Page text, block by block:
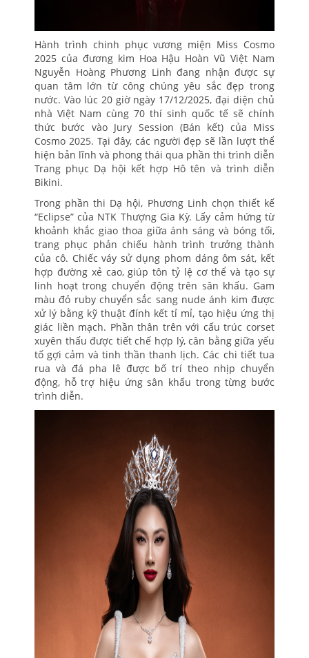
Hành trình chinh phục vương miện Miss Cosmo
2025 của đương kim Hoa Hậu Hoàn Vũ Việt Nam
Nguyễn Hoàng Phương Linh đang nhận được sự
quan tâm lớn từ công chúng yêu sắc đẹp trong
nước. Vào lúc 20 giờ ngày 17/12/2025, đại diện chủ
nhà Việt Nam cùng 70 thí sinh quốc tế sẽ chính
thức bước vào Jury Session (Bán kết) của Miss
Cosmo 2025. Tại đây, các người đẹp sẽ lần lượt thể
hiện bản lĩnh và phong thái qua phần thi trình diễn
Trang phục Dạ hội kết hợp Hô tên và trình diễn
Bikini.
Trong phần thi Dạ hội, Phương Linh chọn thiết kế
“Eclipse” của NTK Thượng Gia Kỳ. Lấy cảm hứng từ
khoảnh khắc giao thoa giữa ánh sáng và bóng tối,
trang phục phản chiếu hành trình trưởng thành
của cô. Chiếc váy sử dụng phom dáng ôm sát, kết
hợp đường xẻ cao, giúp tôn tỷ lệ cơ thể và tạo sự
linh hoạt trong chuyển động trên sân khấu. Gam
màu đỏ ruby chuyển sắc sang nude ánh kim được
xử lý bằng kỹ thuật đính kết tỉ mỉ, tạo hiệu ứng thị
giác liền mạch. Phần thân trên với cấu trúc corset
xuyên thấu được tiết chế hợp lý, cân bằng giữa yếu
tố gợi cảm và tinh thần thanh lịch. Các chi tiết tua
rua và đá pha lê được bố trí theo nhịp chuyển
động, hỗ trợ hiệu ứng sân khấu trong từng bước
trình diễn.